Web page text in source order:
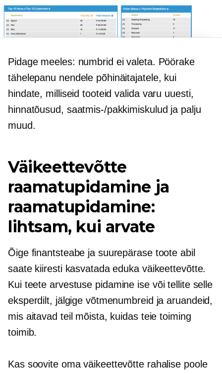
Pidage meeles: numbrid ei valeta. Pöörake
tähelepanu nendele põhinäitajatele, kui
hindate, milliseid tooteid valida varu uuesti,
hinnatõusud, saatmis-/pakkimiskulud ja palju
muud.
Väikeettevõtte
raamatupidamine ja
raamatupidamine:
lihtsam, kui arvate
Õige finantsteabe ja suurepärase toote abil
saate kiiresti kasvatada eduka väikeettevõtte.
Kui teetearvestuse pidamine ise või tellite selle
eksperdilt, jälgige võtmenumbreid ja aruandeid,
mis aitavad teil mõista, kuidas teie toiming
toimib.
Kas soovite oma väikeettevõtte rahalise poole